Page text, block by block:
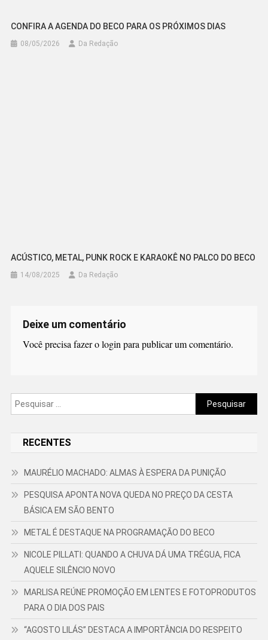
CONFIRA A AGENDA DO BECO PARA OS PRÓXIMOS DIAS
08/05/2026 Da Redação
ACÚSTICO, METAL, PUNK ROCK E KARAOKÊ NO PALCO DO BECO
14/08/2025 Da Redação
Deixe um comentário
Você precisa fazer ologinpara publicar um comentário.
Pesquisar
por:
RECENTES
MAURÉLIO MACHADO: ALMAS À ESPERA DA PUNIÇÃO
PESQUISA APONTA NOVA QUEDA NO PREÇO DA CESTA
BÁSICA EM SÃO BENTO
METAL É DESTAQUE NA PROGRAMAÇÃO DO BECO
NICOLE PILLATI: QUANDO A CHUVA DÁ UMA TRÉGUA, FICA
AQUELE SILÊNCIO NOVO
MARLISA REÚNE PROMOÇÃO EM LENTES E FOTOPRODUTOS
PARA O DIA DOS PAIS
“AGOSTO LILÁS” DESTACA A IMPORTÂNCIA DO RESPEITO